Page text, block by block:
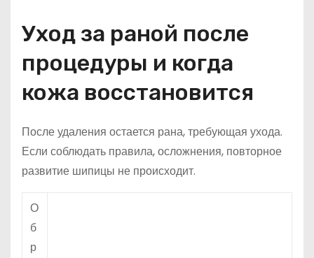
Уход за раной после
процедуры и когда
кожа восстановится
После удаления остается рана, требующая ухода.
Если соблюдать правила, осложнения, повторное
развитие шипицы не происходит.
О
б
р